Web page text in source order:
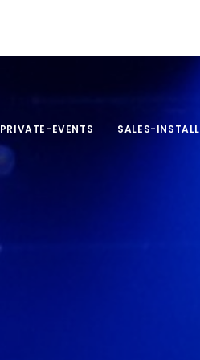
PRIVATE-EVENTS SALES-INSTALL